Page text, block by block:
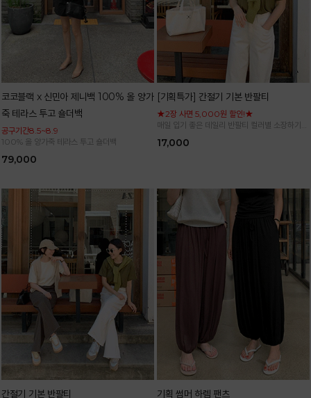
코코블랙 x 신민아 제니백 100% 올 양가
죽 테라스 투고 숄더백
공구기간8.5~8.9
100% 올 양가죽 테라스 투고 숄더백
79,000
[기획특가] 간절기 기본 반팔티
★2장 사면 5,000원 할인!★
매일 입기 좋은 데일리 반팔티 컬러별 소장하기
17,000
간절기 기본 반팔티 기획 썸머 하렘 팬츠